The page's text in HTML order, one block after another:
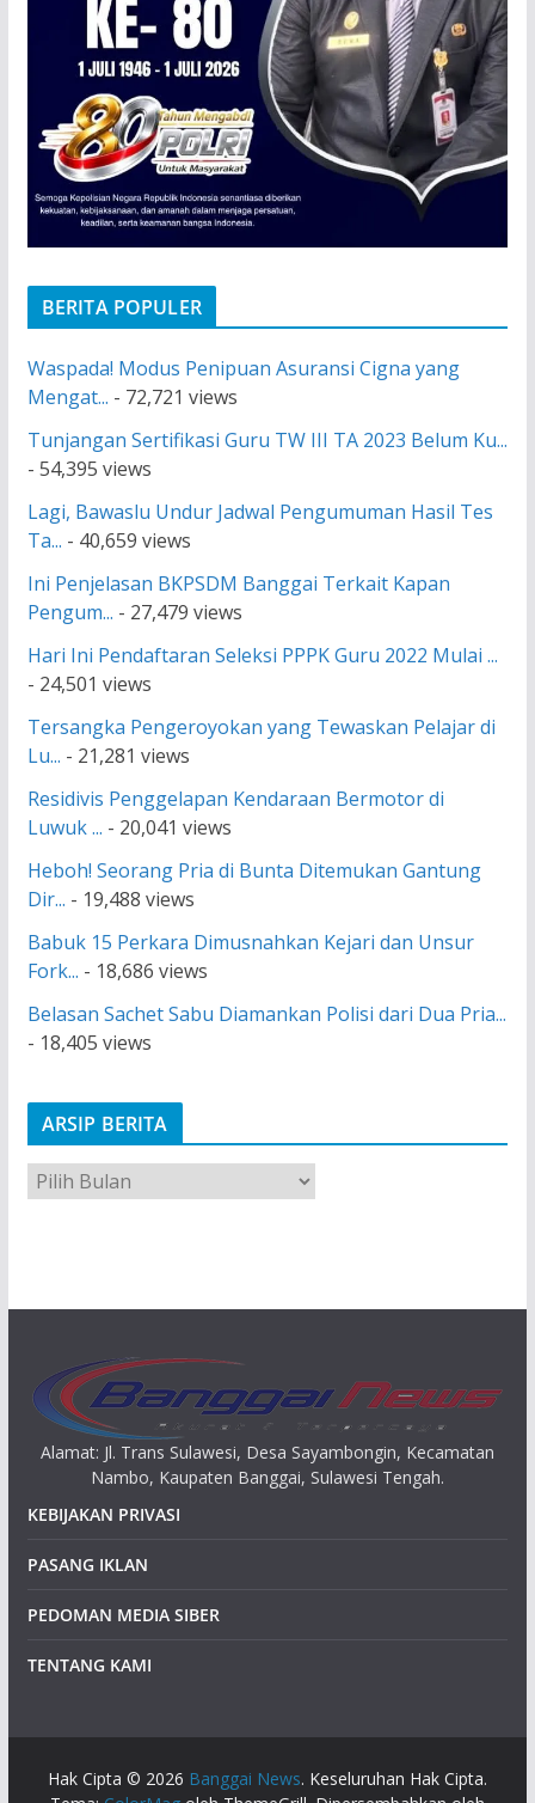
BERITA POPULER
Waspada! Modus Penipuan Asuransi Cigna yang
Mengat... - 72,721 views
Tunjangan Sertifikasi Guru TW III TA 2023 Belum Ku...
- 54,395 views
Lagi, Bawaslu Undur Jadwal Pengumuman Hasil Tes
Ta... - 40,659 views
Ini Penjelasan BKPSDM Banggai Terkait Kapan
Pengum... - 27,479 views
Hari Ini Pendaftaran Seleksi PPPK Guru 2022 Mulai ...
- 24,501 views
Tersangka Pengeroyokan yang Tewaskan Pelajar di
Lu... - 21,281 views
Residivis Penggelapan Kendaraan Bermotor di
Luwuk ... - 20,041 views
Heboh! Seorang Pria di Bunta Ditemukan Gantung
Dir... - 19,488 views
Babuk 15 Perkara Dimusnahkan Kejari dan Unsur
Fork... - 18,686 views
Belasan Sachet Sabu Diamankan Polisi dari Dua Pria...
- 18,405 views
ARSIP BERITA
A
r
Alamat: Jl. Trans Sulawesi, Desa Sayambongin, Kecamatan
Nambo, Kaupaten Banggai, Sulawesi Tengah.
KEBIJAKAN PRIVASI
PASANG IKLAN
PEDOMAN MEDIA SIBER
TENTANG KAMI
Hak Cipta © 2026 Banggai News. Keseluruhan Hak Cipta.